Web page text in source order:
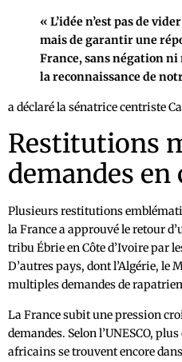
« L’idée n’est pas de
mais de garantir une
France, sans négation
la reconnaissance de
a déclaré la sénatrice centriste
Restitutions
demandes en
Plusieurs restitutions
la France a approuvé le retour
tribu Ébrie en Côte d’Ivoire par
D’autres pays, dont l’Algérie, le
multiples demandes de
La France subit une pression
demandes. Selon l’UNESCO,
africains se trouvent encore